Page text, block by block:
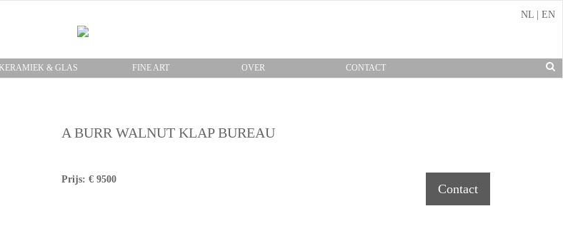
KERAMIEK & GLAS FINE ART OVER CONTACT
NL EN
A BURR WALNUT KLAP BUREAU
Prijs: € 9500
Contact